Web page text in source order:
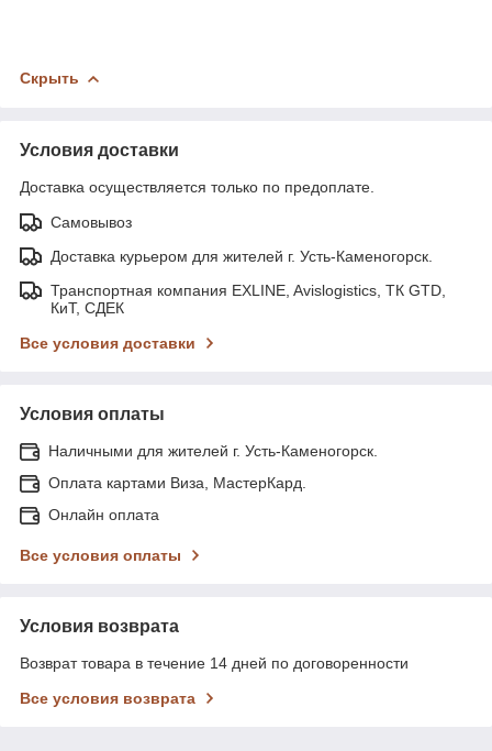
Скрыть
Условия доставки
Доставка осуществляется только по предоплате.
Самовывоз
Доставка курьером для жителей г. Усть-Каменогорск.
Транспортная компания EXLINE, Avislogistics, ТК GTD,
КиТ, СДЕК
Все условия доставки
Условия оплаты
Наличными для жителей г. Усть-Каменогорск.
Оплата картами Виза, МастерКард.
Онлайн оплата
Все условия оплаты
Условия возврата
Возврат товара в течение 14 дней по договоренности
Все условия возврата